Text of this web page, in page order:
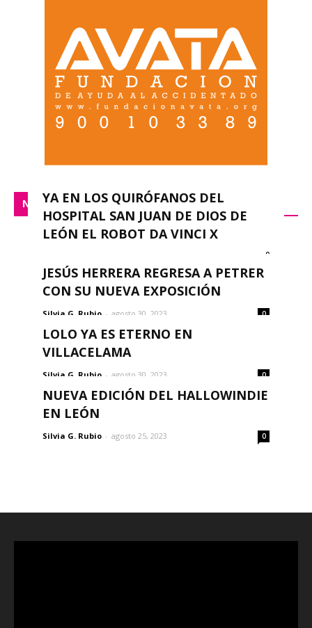
NACIONAL
YA EN LOS QUIRÓFANOS DEL
HOSPITAL SAN JUAN DE DIOS DE
LEÓN EL ROBOT DA VINCI X
0
JESÚS HERRERA REGRESA A PETRER
CON SU NUEVA EXPOSICIÓN
Silvia G. Rubio - agosto 30, 2023 0
LOLO YA ES ETERNO EN
VILLACELAMA
Silvia G. Rubio - agosto 30, 2023 0
NUEVA EDICIÓN DEL HALLOWINDIE
EN LEÓN
Silvia G. Rubio - agosto 25, 2023 0